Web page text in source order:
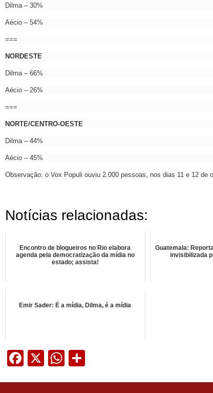
Dilma – 30%
Aécio – 54%
===
NORDESTE
Dilma – 66%
Aécio – 26%
===
NORTE/CENTRO-OESTE
Dilma – 44%
Aécio – 45%
Observação: o Vox Populi ouviu 2.000 pessoas, nos dias 11 e 12 de
Notícias relacionadas:
Encontro de blogueiros no Rio elabora
agenda pela democratização da mídia no
estado; assista!
Guatemala:
invisibilizada
Emir Sader: É a mídia, Dilma, é a mídia
Facebook
X WhatsApp